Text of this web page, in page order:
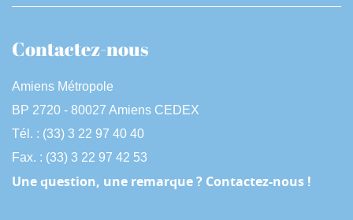
Contactez-nous
Amiens Métropole
BP 2720 - 80027 Amiens CEDEX
Tél. : (33) 3 22 97 40 40
Fax. : (33) 3 22 97 42 53
Une question, une remarque ? Contactez-nous !